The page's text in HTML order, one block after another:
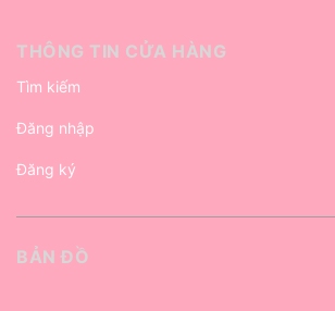
THÔNG TIN CỬA HÀNG
Tìm kiếm
Đăng nhập
Đăng ký
BẢN ĐỒ